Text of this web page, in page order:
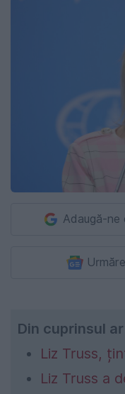
Adaugă-ne
Din cuprinsul
Liz Truss,
Liz Truss a